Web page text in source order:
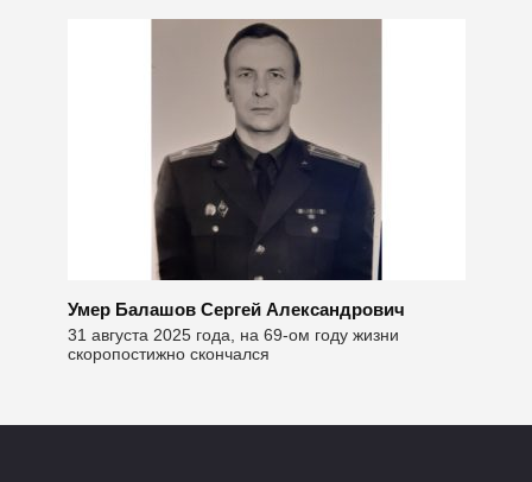
Умер Балашов Сергей Александрович
31 августа 2025 года, на 69-ом году жизни
скоропостижно скончался